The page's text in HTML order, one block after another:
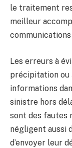
le traitement
meilleur
Les erreurs à
précipitation ou
informations
sinistre hors
sont des fautes
négligent aussi
d’envoyer leur